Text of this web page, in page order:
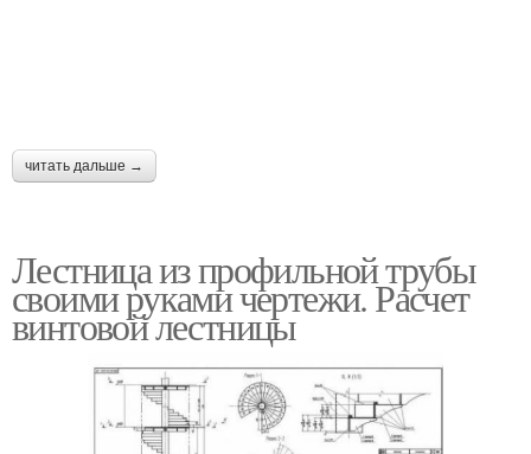
читать дальше →
Лестница из профильной трубы
своими руками чертежи. Расчет
винтовой лестницы